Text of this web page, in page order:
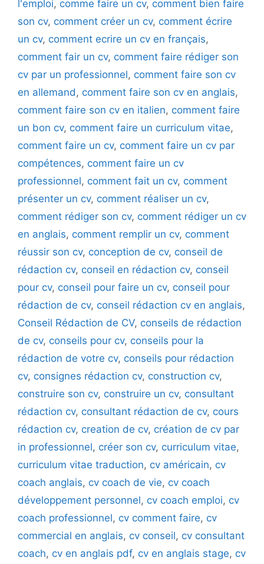
l'emploi, comme faire un cv, comment bien faire
son cv, comment créer un cv, comment écrire
un cv, comment ecrire un cv en français,
comment fair un cv, comment faire rédiger son
cv par un professionnel, comment faire son cv
en allemand, comment faire son cv en anglais,
comment faire son cv en italien, comment faire
un bon cv, comment faire un curriculum vitae,
comment faire un cv, comment faire un cv par
compétences, comment faire un cv
professionnel, comment fait un cv, comment
présenter un cv, comment réaliser un cv,
comment rédiger son cv, comment rédiger un cv
en anglais, comment remplir un cv, comment
réussir son cv, conception de cv, conseil de
rédaction cv, conseil en rédaction cv, conseil
pour cv, conseil pour faire un cv, conseil pour
rédaction de cv, conseil rédaction cv en anglais,
Conseil Rédaction de CV, conseils de rédaction
de cv, conseils pour cv, conseils pour la
rédaction de votre cv, conseils pour rédaction
cv, consignes rédaction cv, construction cv,
construire son cv, construire un cv, consultant
rédaction cv, consultant rédaction de cv, cours
rédaction cv, creation de cv, création de cv par
in professionnel, créer son cv, curriculum vitae,
curriculum vitae traduction, cv américain, cv
coach anglais, cv coach de vie, cv coach
développement personnel, cv coach emploi, cv
coach professionnel, cv comment faire, cv
commercial en anglais, cv conseil, cv consultant
coach, cv en anglais pdf, cv en anglais stage, cv